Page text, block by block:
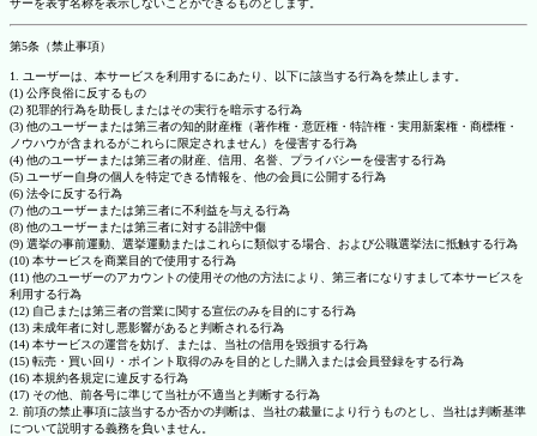
ザーを表す名称を表示しないことができるものとします。
第5条（禁止事項）
1. ユーザーは、本サービスを利用するにあたり、以下に該当する行為を禁止します。
(1) 公序良俗に反するもの
(2) 犯罪的行為を助長しまたはその実行を暗示する行為
(3) 他のユーザーまたは第三者の知的財産権（著作権・意匠権・特許権・実用新案権・商標権・
ノウハウが含まれるがこれらに限定されません）を侵害する行為
(4) 他のユーザーまたは第三者の財産、信用、名誉、プライバシーを侵害する行為
(5) ユーザー自身の個人を特定できる情報を、他の会員に公開する行為
(6) 法令に反する行為
(7) 他のユーザーまたは第三者に不利益を与える行為
(8) 他のユーザーまたは第三者に対する誹謗中傷
(9) 選挙の事前運動、選挙運動またはこれらに類似する場合、および公職選挙法に抵触する行為
(10) 本サービスを商業目的で使用する行為
(11) 他のユーザーのアカウントの使用その他の方法により、第三者になりすまして本サービスを
利用する行為
(12) 自己または第三者の営業に関する宣伝のみを目的にする行為
(13) 未成年者に対し悪影響があると判断される行為
(14) 本サービスの運営を妨げ、または、当社の信用を毀損する行為
(15) 転売・買い回り・ポイント取得のみを目的とした購入または会員登録をする行為
(16) 本規約各規定に違反する行為
(17) その他、前各号に準じて当社が不適当と判断する行為
2. 前項の禁止事項に該当するか否かの判断は、当社の裁量により行うものとし、当社は判断基準
について説明する義務を負いません。